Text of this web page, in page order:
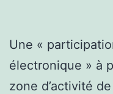
Une «
électronique » à
zone d’activité